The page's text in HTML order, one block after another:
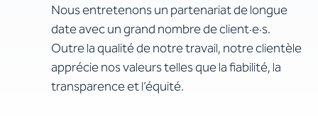
Nous entretenons un partenariat de longue
date avec un grand nombre de client·e·s.
Outre la qualité de notre travail, notre clientèle
apprécie nos valeurs telles que la fiabilité, la
transparence et l’équité.